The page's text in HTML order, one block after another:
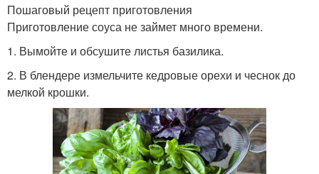
Пошаговый рецепт приготовления
Приготовление соуса не займет много времени.
1. Вымойте и обсушите листья базилика.
2. В блендере измельчите кедровые орехи и чеснок до
мелкой крошки.